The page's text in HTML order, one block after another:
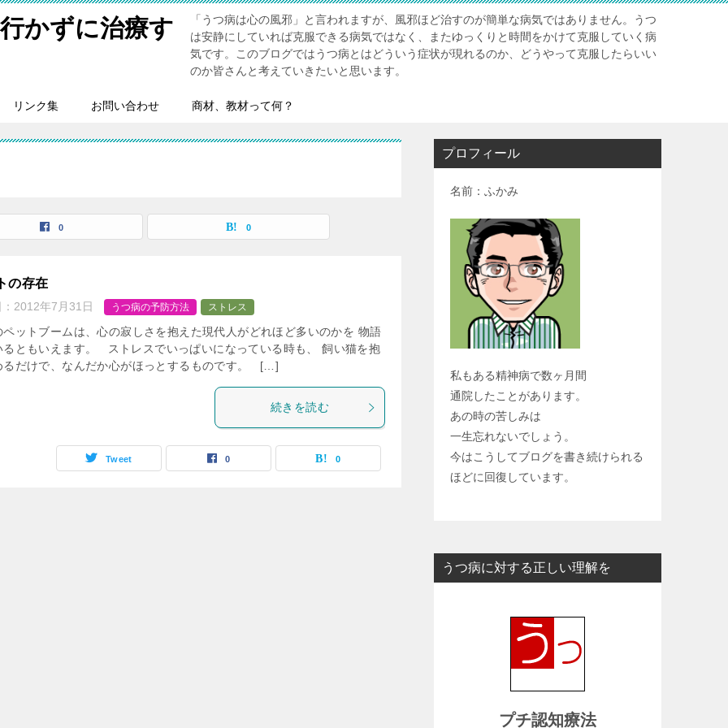
かずに治療す
「うつ病は心の風邪」と言われますが、風邪ほど治すのが簡単な病気ではありません。うつ
は安静にしていれば克服できる病気ではなく、またゆっくりと時間をかけて克服していく病
気です。このブログではうつ病とはどういう症状が現れるのか、どうやって克服したらいい
のか皆さんと考えていきたいと思います。
リンク集 お問い合わせ 商材、教材って何？
0 0
の存在
2012年7月31日 うつ病の予防方法 ストレス
ペットブームは、心の寂しさを抱えた現代人がどれほど多いのかを 物語
るともいえます。 ストレスでいっぱいになっている時も、 飼い猫を抱
るだけで、なんだか心がほっとするものです。 […]
続きを読む
Tweet 0 0
プロフィール
名前：ふかみ
私もある精神病で数ヶ月間
通院したことがあります。
あの時の苦しみは
一生忘れないでしょう。
今はこうしてブログを書き続けられる
ほどに回復しています。
うつ病に対する正しい理解を
プチ認知療法